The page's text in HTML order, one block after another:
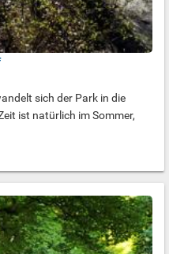
sich der Park in die
ist natürlich im Sommer,